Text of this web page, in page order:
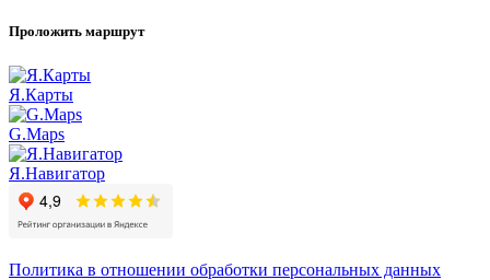
Проложить маршрут
Я.Карты
G.Maps
Я.Навигатор
Политика в отношении обработки персональных данных